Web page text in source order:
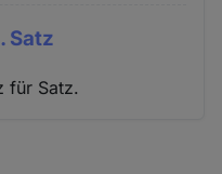
Satz
für Satz.